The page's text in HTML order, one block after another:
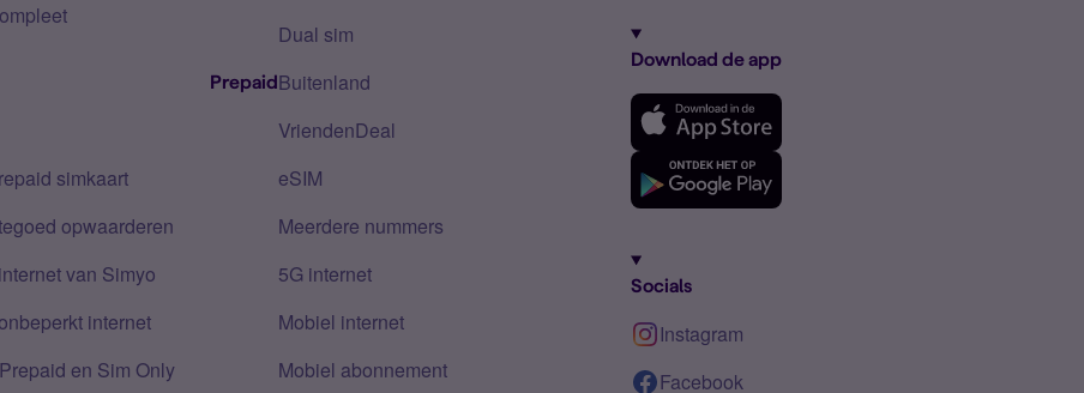
Prepaid
simkaart
opwaarderen
van Simyo
internet
en Sim Only
Dual sim
Buitenland
VriendenDeal
eSIM
Meerdere nummers
5G internet
Mobiel internet
Mobiel abonnement
Download de app
Socials
Instagram
Facebook